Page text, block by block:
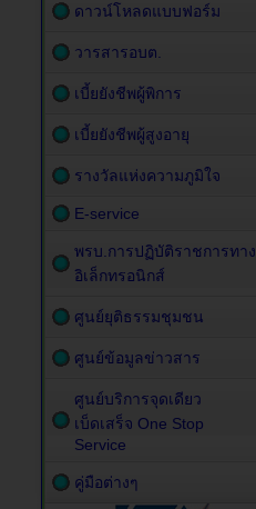
ดาวน์โหลดแบบฟอร์ม
วารสารอบต.
เบี้ยยังชีพผู้พิการ
เบี้ยยังชีพผู้สูงอายุ
รางวัลแห่งความภูมิใจ
E-service
พรบ.การปฏิบัติราชการทาง
อิเล็กทรอนิกส์
ศูนย์ยุติธรรมชุมชน
ศูนย์ข้อมูลข่าวสาร
ศูนย์บริการจุดเดียว
เบ็ดเสร็จ One Stop
Service
คู่มือต่างๆ